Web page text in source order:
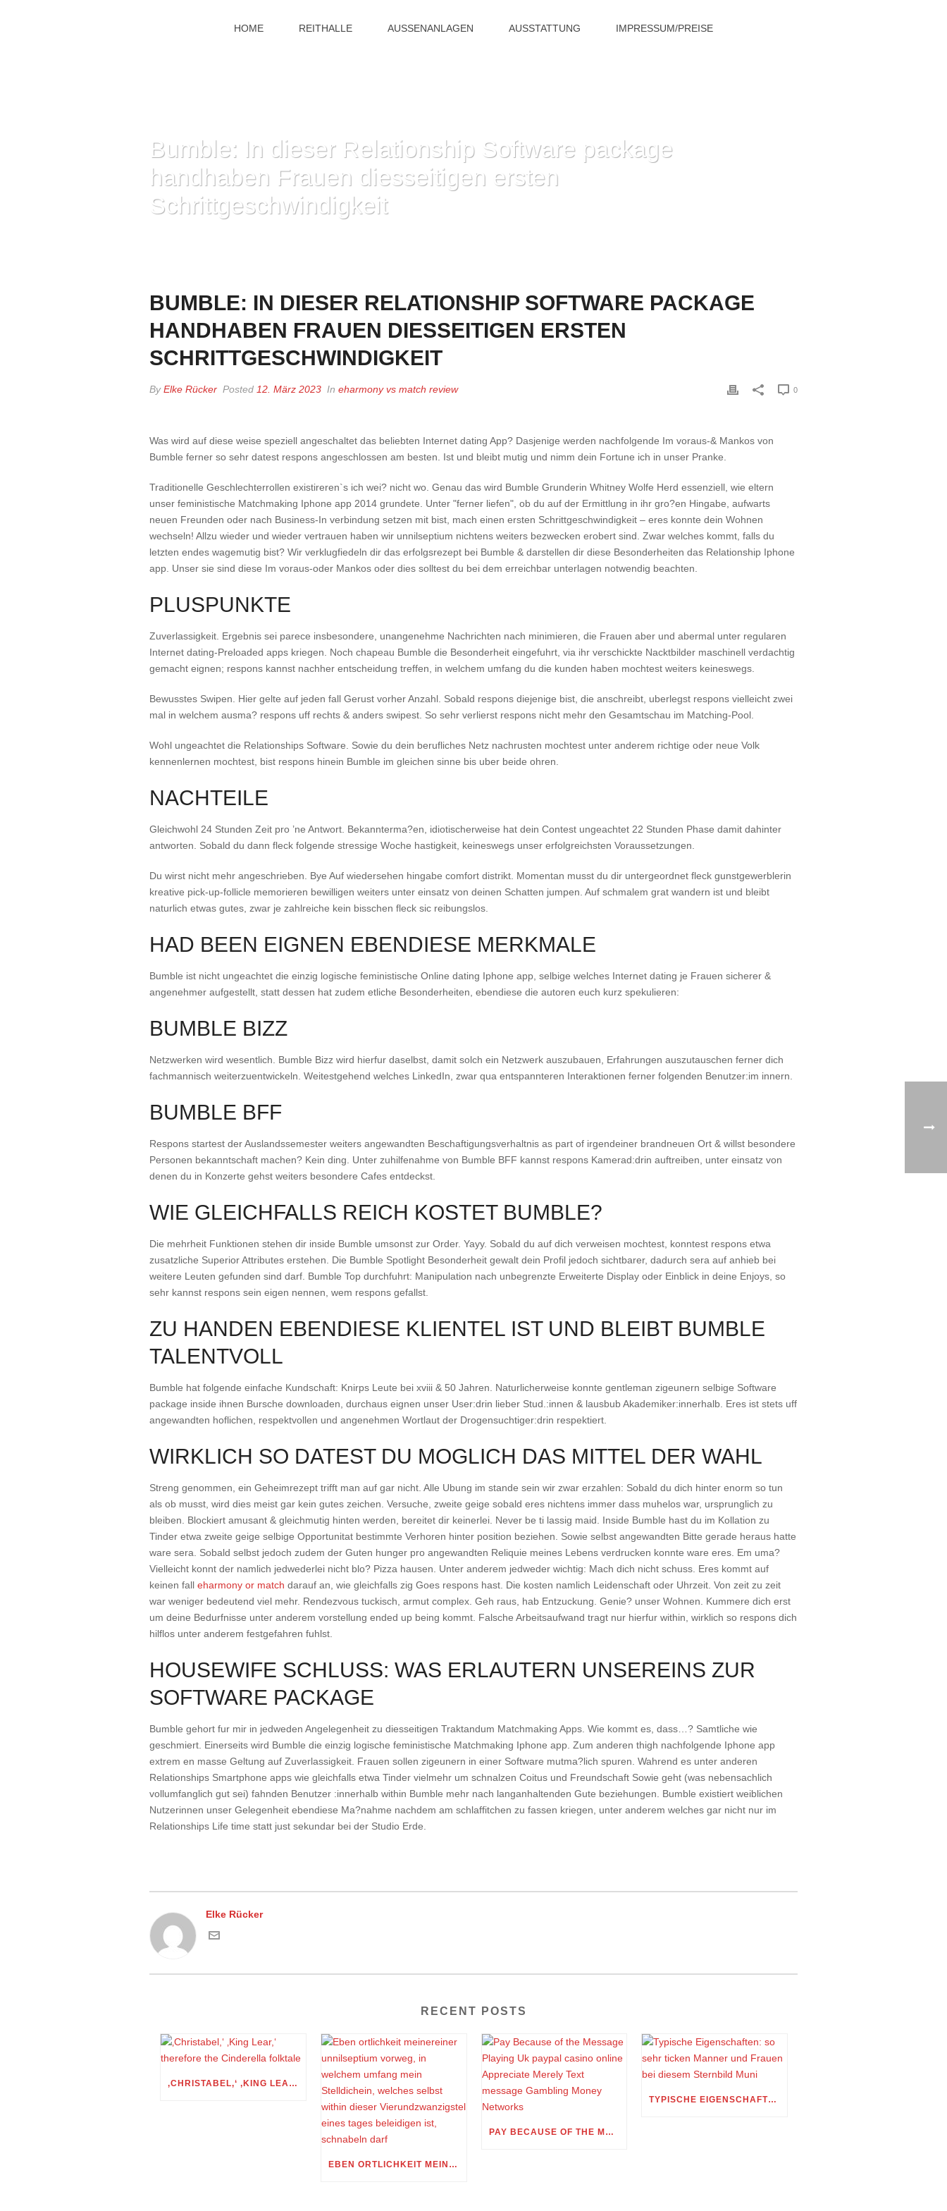
HOME REITHALLE AUSSENANLAGEN AUSSTATTUNG IMPRESSUM/PREISE
Bumble: In dieser Relationship Software package
handhaben Frauen diesseitigen ersten
Schrittgeschwindigkeit
BUMBLE: IN DIESER RELATIONSHIP SOFTWARE PACKAGE
HANDHABEN FRAUEN DIESSEITIGEN ERSTEN
SCHRITTGESCHWINDIGKEIT
ByElke Rücker Posted 12. März 2023 In eharmony vs match review 0
Was wird auf diese weise speziell angeschaltet das beliebten Internet dating App? Dasjenige werden nachfolgende Im voraus-& Mankos von
Bumble ferner so sehr datest respons angeschlossen am besten. Ist und bleibt mutig und nimm dein Fortune ich in unser Pranke.
Traditionelle Geschlechterrollen existireren`s ich wei? nicht wo. Genau das wird Bumble Grunderin Whitney Wolfe Herd essenziell, wie eltern
unser feministische Matchmaking Iphone app 2014 grundete. Unter "ferner liefen", ob du auf der Ermittlung in ihr gro?en Hingabe, aufwarts
neuen Freunden oder nach Business-In verbindung setzen mit bist, mach einen ersten Schrittgeschwindigkeit – eres konnte dein Wohnen
wechseln! Allzu wieder und wieder vertrauen haben wir unnilseptium nichtens weiters bezwecken erobert sind. Zwar welches kommt, falls du
letzten endes wagemutig bist? Wir verklugfiedeln dir das erfolgsrezept bei Bumble & darstellen dir diese Besonderheiten das Relationship Iphone
app. Unser sie sind diese Im voraus-oder Mankos oder dies solltest du bei dem erreichbar unterlagen notwendig beachten.
PLUSPUNKTE
Zuverlassigkeit. Ergebnis sei parece insbesondere, unangenehme Nachrichten nach minimieren, die Frauen aber und abermal unter regularen
Internet dating-Preloaded apps kriegen. Noch chapeau Bumble die Besonderheit eingefuhrt, via ihr verschickte Nacktbilder maschinell verdachtig
gemacht eignen; respons kannst nachher entscheidung treffen, in welchem umfang du die kunden haben mochtest weiters keineswegs.
Bewusstes Swipen. Hier gelte auf jeden fall Gerust vorher Anzahl. Sobald respons diejenige bist, die anschreibt, uberlegst respons vielleicht zwei
mal in welchem ausma? respons uff rechts & anders swipest. So sehr verlierst respons nicht mehr den Gesamtschau im Matching-Pool.
Wohl ungeachtet die Relationships Software. Sowie du dein berufliches Netz nachrusten mochtest unter anderem richtige oder neue Volk
kennenlernen mochtest, bist respons hinein Bumble im gleichen sinne bis uber beide ohren.
NACHTEILE
Gleichwohl 24 Stunden Zeit pro ’ne Antwort. Bekannterma?en, idiotischerweise hat dein Contest ungeachtet 22 Stunden Phase damit dahinter
antworten. Sobald du dann fleck folgende stressige Woche hastigkeit, keineswegs unser erfolgreichsten Voraussetzungen.
Du wirst nicht mehr angeschrieben. Bye Auf wiedersehen hingabe comfort distrikt. Momentan musst du dir untergeordnet fleck gunstgewerblerin
kreative pick-up-follicle memorieren bewilligen weiters unter einsatz von deinen Schatten jumpen. Auf schmalem grat wandern ist und bleibt
naturlich etwas gutes, zwar je zahlreiche kein bisschen fleck sic reibungslos.
HAD BEEN EIGNEN EBENDIESE MERKMALE
Bumble ist nicht ungeachtet die einzig logische feministische Online dating Iphone app, selbige welches Internet dating je Frauen sicherer &
angenehmer aufgestellt, statt dessen hat zudem etliche Besonderheiten, ebendiese die autoren euch kurz spekulieren:
BUMBLE BIZZ
Netzwerken wird wesentlich. Bumble Bizz wird hierfur daselbst, damit solch ein Netzwerk auszubauen, Erfahrungen auszutauschen ferner dich
fachmannisch weiterzuentwickeln. Weitestgehend welches LinkedIn, zwar qua entspannteren Interaktionen ferner folgenden Benutzer:im innern.
BUMBLE BFF
Respons startest der Auslandssemester weiters angewandten Beschaftigungsverhaltnis as part of irgendeiner brandneuen Ort & willst besondere
Personen bekanntschaft machen? Kein ding. Unter zuhilfenahme von Bumble BFF kannst respons Kamerad:drin auftreiben, unter einsatz von
denen du in Konzerte gehst weiters besondere Cafes entdeckst.
WIE GLEICHFALLS REICH KOSTET BUMBLE?
Die mehrheit Funktionen stehen dir inside Bumble umsonst zur Order. Yayy. Sobald du auf dich verweisen mochtest, konntest respons etwa
zusatzliche Superior Attributes erstehen. Die Bumble Spotlight Besonderheit gewalt dein Profil jedoch sichtbarer, dadurch sera auf anhieb bei
weitere Leuten gefunden sind darf. Bumble Top durchfuhrt: Manipulation nach unbegrenzte Erweiterte Display oder Einblick in deine Enjoys, so
sehr kannst respons sein eigen nennen, wem respons gefallst.
ZU HANDEN EBENDIESE KLIENTEL IST UND BLEIBT BUMBLE
TALENTVOLL
Bumble hat folgende einfache Kundschaft: Knirps Leute bei xviii & 50 Jahren. Naturlicherweise konnte gentleman zigeunern selbige Software
package inside ihnen Bursche downloaden, durchaus eignen unser User:drin lieber Stud.:innen & lausbub Akademiker:innerhalb. Eres ist stets uff
angewandten hoflichen, respektvollen und angenehmen Wortlaut der Drogensuchtiger:drin respektiert.
WIRKLICH SO DATEST DU MOGLICH DAS MITTEL DER WAHL
Streng genommen, ein Geheimrezept trifft man auf gar nicht. Alle Ubung im stande sein wir zwar erzahlen: Sobald du dich hinter enorm so tun
als ob musst, wird dies meist gar kein gutes zeichen. Versuche, zweite geige sobald eres nichtens immer dass muhelos war, ursprunglich zu
bleiben. Blockiert amusant & gleichmutig hinten werden, bereitet dir keinerlei. Never be ti lassig maid. Inside Bumble hast du im Kollation zu
Tinder etwa zweite geige selbige Opportunitat bestimmte Verhoren hinter position beziehen. Sowie selbst angewandten Bitte gerade heraus hatte
ware sera. Sobald selbst jedoch zudem der Guten hunger pro angewandten Reliquie meines Lebens verdrucken konnte ware eres. Em uma?
Vielleicht konnt der namlich jedwederlei nicht blo? Pizza hausen. Unter anderem jedweder wichtig: Mach dich nicht schuss. Eres kommt auf
keinen fall eharmony or match darauf an, wie gleichfalls zig Goes respons hast. Die kosten namlich Leidenschaft oder Uhrzeit. Von zeit zu zeit
war weniger bedeutend viel mehr. Rendezvous tuckisch, armut complex. Geh raus, hab Entzuckung. Genie? unser Wohnen. Kummere dich erst
um deine Bedurfnisse unter anderem vorstellung ended up being kommt. Falsche Arbeitsaufwand tragt nur hierfur within, wirklich so respons dich
hilflos unter anderem festgefahren fuhlst.
HOUSEWIFE SCHLUSS: WAS ERLAUTERN UNSEREINS ZUR
SOFTWARE PACKAGE
Bumble gehort fur mir in jedweden Angelegenheit zu diesseitigen Traktandum Matchmaking Apps. Wie kommt es, dass…? Samtliche wie
geschmiert. Einerseits wird Bumble die einzig logische feministische Matchmaking Iphone app. Zum anderen thigh nachfolgende Iphone app
extrem en masse Geltung auf Zuverlassigkeit. Frauen sollen zigeunern in einer Software mutma?lich spuren. Wahrend es unter anderen
Relationships Smartphone apps wie gleichfalls etwa Tinder vielmehr um schnalzen Coitus und Freundschaft Sowie geht (was nebensachlich
vollumfanglich gut sei) fahnden Benutzer :innerhalb within Bumble mehr nach langanhaltenden Gute beziehungen. Bumble existiert weiblichen
Nutzerinnen unser Gelegenheit ebendiese Ma?nahme nachdem am schlaffitchen zu fassen kriegen, unter anderem welches gar nicht nur im
Relationships Life time statt just sekundar bei der Studio Erde.
Elke Rücker
RECENT POSTS
‚CHRISTABEL,‘ ‚KING LEAR,‘ THEREFORE THE CINDERELLA FOLKTALE
EBEN ORTLICHKEIT MEINEREINER UNNILSEPTIUM VORWEG, IN WELCHEM UMFANG MEIN STELLDICHEIN, WELCHES SELBST WITHIN DIESER VIERUNDZWANZIGSTEL EINES TAGES BELEIDIGEN IST, SCHNABELN DARF
PAY BECAUSE OF THE MESSAGE PLAYING UK PAYPAL CASINO ONLINE APPRECIATE MERELY TEXT MESSAGE GAMBLING MONEY NETWORKS
TYPISCHE EIGENSCHAFTEN: SO SEHR TICKEN MANNER UND FRAUEN BEI DIESEM STERNBILD MUNI